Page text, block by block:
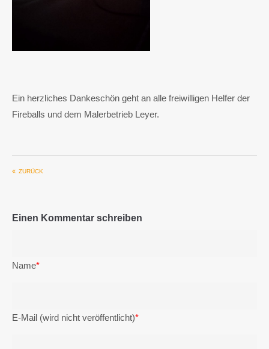
Ein herzliches Dankeschön geht an alle freiwilligen Helfer der
Fireballs und dem Malerbetrieb Leyer.
ZURÜCK
Einen Kommentar schreiben
Name*
E-Mail (wird nicht veröffentlicht)*